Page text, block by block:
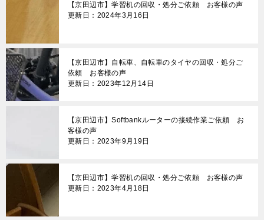
【京田辺市】学習机の回収・処分ご依頼 お客様の声
更新日：2024年3月16日
【京田辺市】自転車、自転車のタイヤの回収・処分ご
依頼 お客様の声
更新日：2023年12月14日
【京田辺市】Softbankルーターの接続作業ご依頼 お
客様の声
更新日：2023年9月19日
【京田辺市】学習机の回収・処分ご依頼 お客様の声
更新日：2023年4月18日